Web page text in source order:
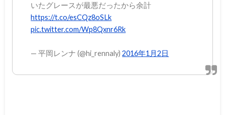
いたグレースが最悪だったから余計
https://t.co/esCQz8oSLk
pic.twitter.com/Wp8Qxnr6Rk
— 平岡レンナ (@hi_rennaly)2016年1月2日